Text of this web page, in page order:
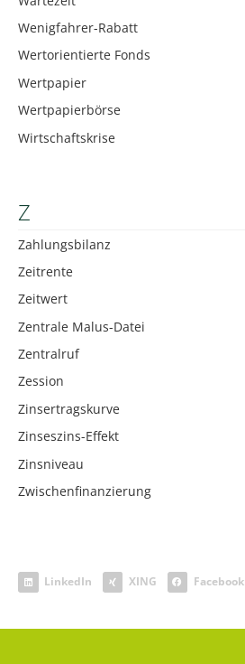
Wenigfahrer-Rabatt
Wertorientierte Fonds
Wertpapier
Wertpapierbörse
Wirtschaftskrise
Z
Zahlungsbilanz
Zeitrente
Zeitwert
Zentrale Malus-Datei
Zentralruf
Zession
Zinsertragskurve
Zinseszins-Effekt
Zinsniveau
Zwischenfinanzierung
LinkedIn XING Facebook